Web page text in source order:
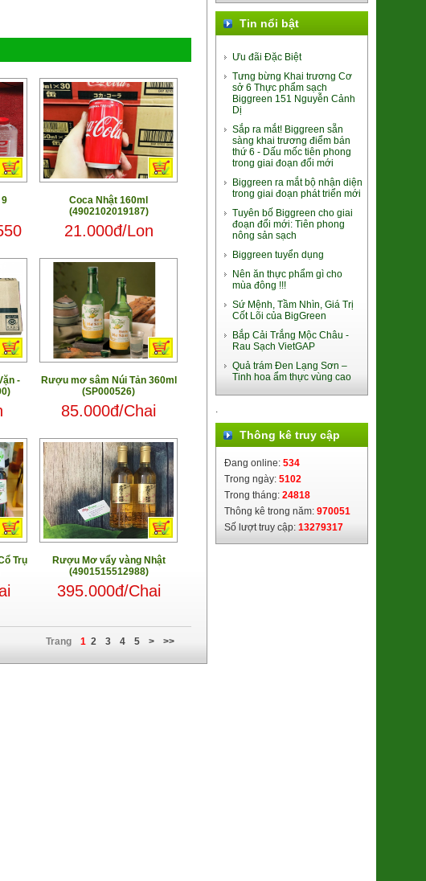
Coca Nhật 160ml
(4902102019187)
21.000đ/Lon
-
Rượu mơ sâm Núi Tản 360ml
(SP000526)
85.000đ/Chai
Trụ
Rượu Mơ vẩy vàng Nhật
(4901515512988)
395.000đ/Chai
1 2 3 4 5 > >>
Trang
Đào Thiên Sơn Uno
435.000đ/Hộp
85.000đ/Hộp
Mỳ Mug Nhật Bản
(4902105016091)
75.000đ/Gói
Gạo Cốm Sữa ST25 (Túi 5kg)
Tin nổi bật
Ưu đãi Đặc Biệt
Tưng bừng Khai trương Cơ
sở 6 Thực phẩm sạch
Biggreen 151 Nguyễn Cảnh
Dị
Sắp ra mắt! Biggreen sẵn
sàng khai trương điểm bán
thứ 6 - Dấu mốc tiên phong
trong giai đoạn đổi mới
Biggreen ra mắt bộ nhận diện
trong giai đoạn phát triển mới
Tuyên bố Biggreen cho giai
đoạn đổi mới: Tiên phong
nông sản sạch
Biggreen tuyển dụng
Nên ăn thực phẩm gì cho
mùa đông !!!
Sứ Mệnh, Tầm Nhìn, Giá Trị
Cốt Lõi của BigGreen
Bắp Cải Trắng Mộc Châu -
Rau Sạch VietGAP
Quả trám Đen Lạng Sơn –
Tinh hoa ẩm thực vùng cao
.
Thông kê truy cập
Đang online: 534
Trong ngày: 5102
Trong tháng: 24818
Thông kê trong năm: 970051
Số lượt truy cập: 13279317